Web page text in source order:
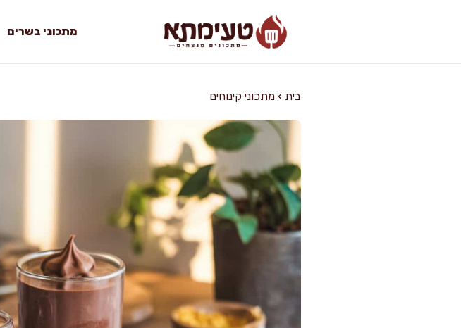
מתכוני בשרים
בית › מתכוני קינוחים